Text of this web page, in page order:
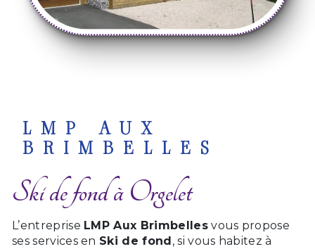
LMP AUX
BRIMBELLES
Ski de fond à Orgelet
L’entreprise LMP Aux Brimbellesvous propose
ses services en Ski de fond , si vous habitez à